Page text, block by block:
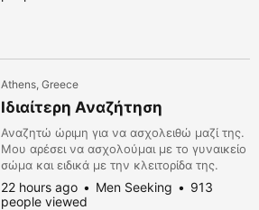
Athens, Greece
Ιδιαίτερη Αναζήτηση
Αναζητώ ώριμη για να ασχολειθώ μαζί της.
Μου αρέσει να ασχολούμαι με το γυναικείο
σώμα και ειδικά με την κλειτορίδα της.
22 hours ago Men Seeking
913
people viewed